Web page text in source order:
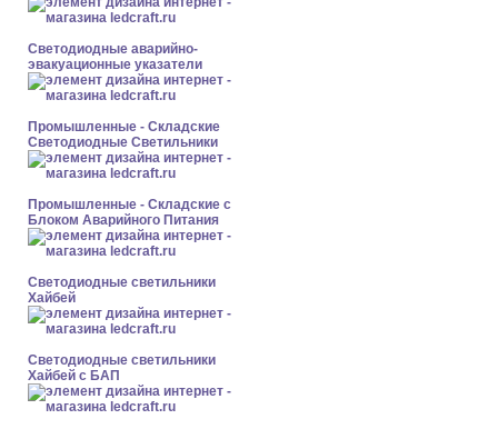
Светодиодные аварийно-
эвакуационные указатели
Промышленные - Складские
Светодиодные Светильники
Промышленные - Складские с
Блоком Аварийного Питания
Светодиодные светильники
Хайбей
Светодиодные светильники
Хайбей с БАП